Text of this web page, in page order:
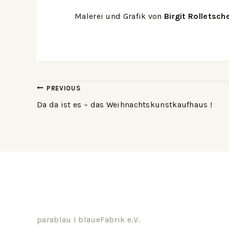
Malerei und Grafik von Birgit
PREVIOUS
Da da ist es – das Weihnachtskunstkaufhaus !
parablau I blaueFabrik e.V.